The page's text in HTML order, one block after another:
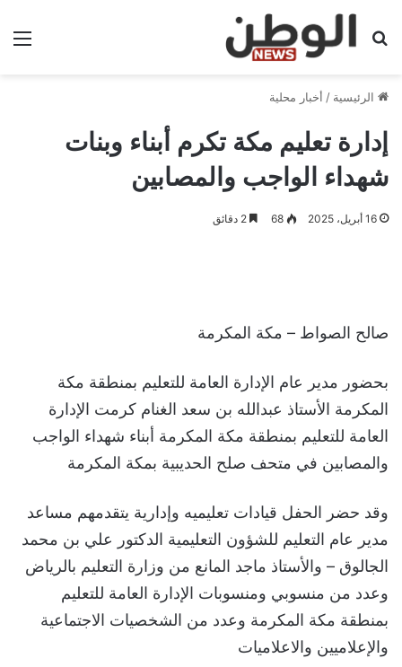
بحث عن
الرئيسية / أخبار محلية
إدارة تعليم مكة تكرم أبناء وبنات
شهداء الواجب والمصابين
16 أبريل، 2025 68
صالح الصواط – مكة المكرمة
بحضور مدير عام الإدارة العامة للتعليم بمنطقة مكة
المكرمة الأستاذ عبدالله بن سعد الغنام كرمت الإدارة
العامة للتعليم بمنطقة مكة المكرمة أبناء شهداء الواجب
والمصابين في متحف صلح الحديبية بمكة المكرمة
وقد حضر الحفل قيادات تعليميه وإدارية يتقدمهم مساعد
مدير عام التعليم للشؤون التعليمية الدكتور علي بن محمد
الجالوق – والأستاذ ماجد المانع من وزارة التعليم بالرياض
وعدد من منسوبي ومنسوبات الإدارة العامة للتعليم
بمنطقة مكة المكرمة وعدد من الشخصيات الاجتماعية
والإعلاميين والاعلاميات